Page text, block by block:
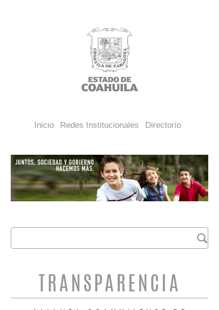
Inicio Redes Institucionales Directorio
FORMULARIO DE
BÚSQUEDA
Buscar
TRANSPARENCIA